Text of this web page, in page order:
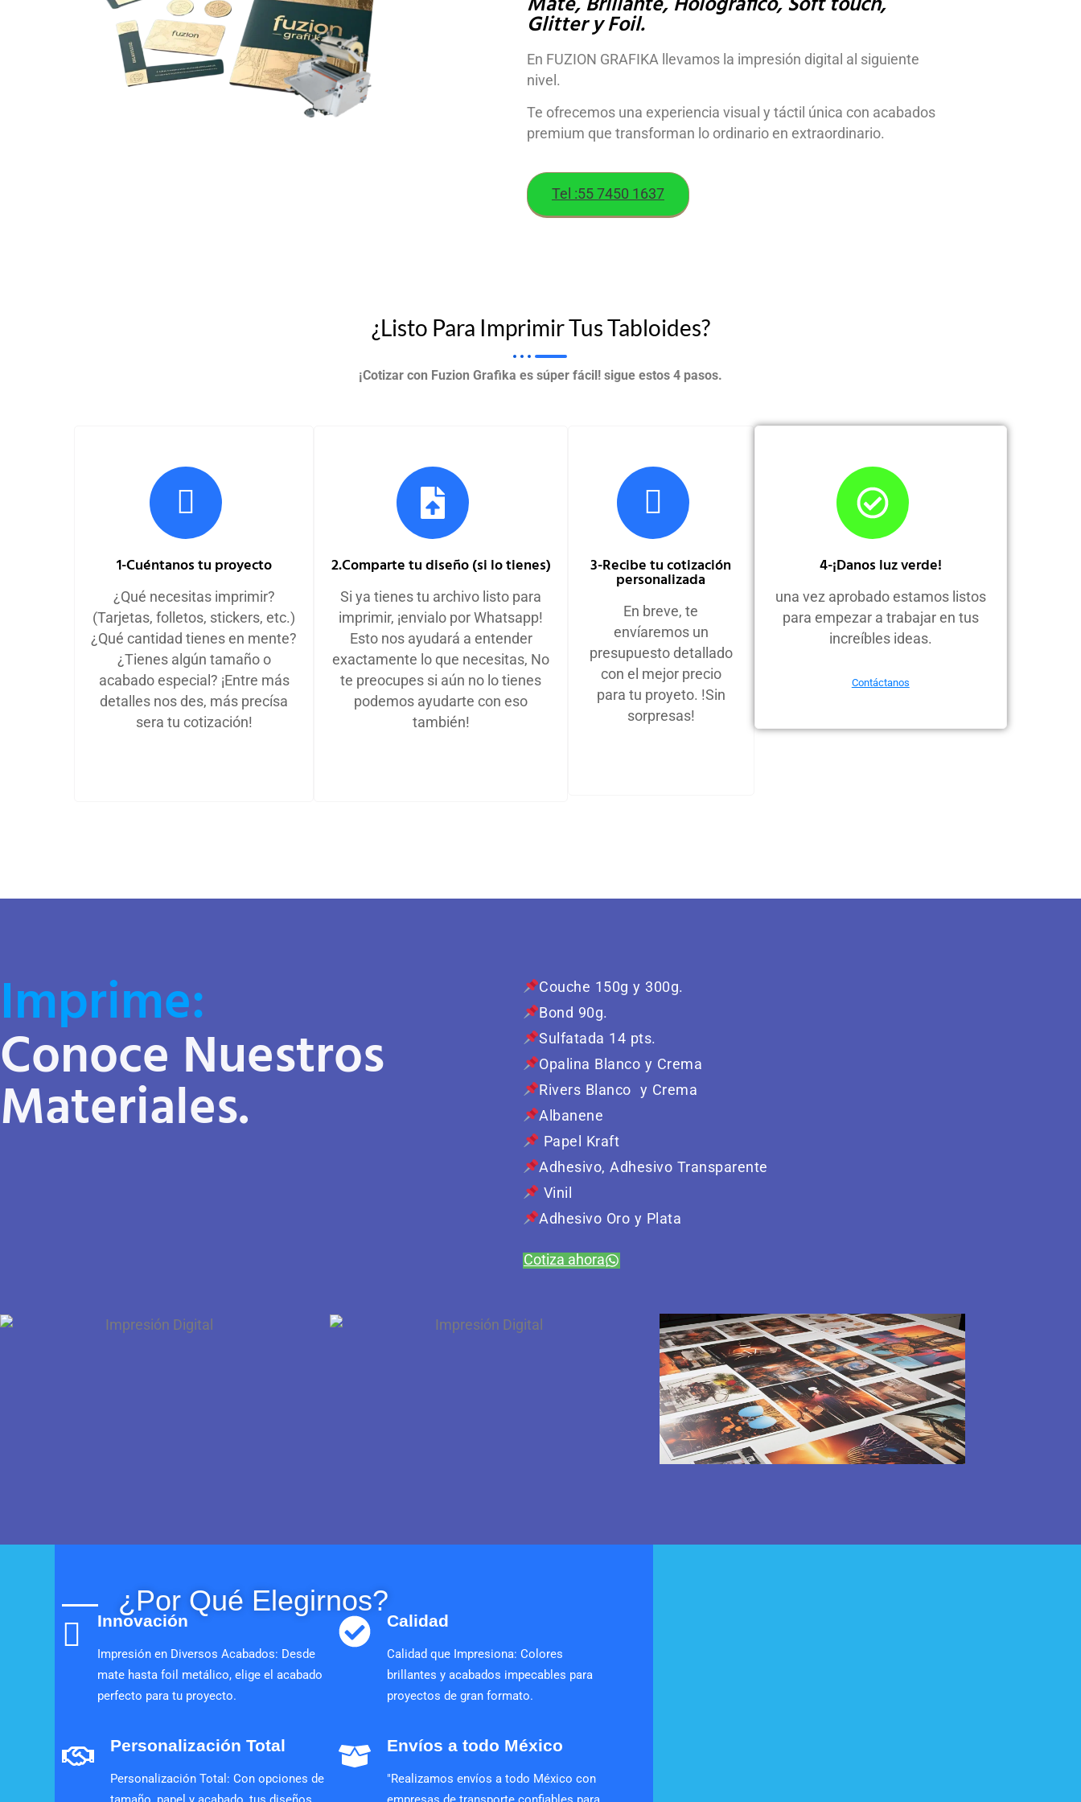
Glitter y Foil.
En FUZION GRAFIKA llevamos la impresión digital al siguiente
nivel.
Te ofrecemos una experiencia visual y táctil única con acabados
premium que transforman lo ordinario en extraordinario.
Tel :55 7450 1637
¿Listo Para Imprimir Tus Tabloides?
¡Cotizar con Fuzion Grafika es súper fácil! sigue estos 4 pasos.
1-Cuéntanos tu proyecto
¿Qué necesitas imprimir?
(Tarjetas, folletos, stickers, etc.)
¿Qué cantidad tienes en mente?
¿Tienes algún tamaño o
acabado especial? ¡Entre más
detalles nos des, más precísa
sera tu cotización!
2.Comparte tu diseño (si lo tienes)
Si ya tienes tu archivo listo para
imprimir, ¡envialo por Whatsapp!
Esto nos ayudará a entender
exactamente lo que necesitas, No
te preocupes si aún no lo tienes
podemos ayudarte con eso
también!
3-Recibe tu cotización
personalizada
En breve, te
envíaremos un
presupuesto detallado
con el mejor precio
para tu proyeto. !Sin
sorpresas!
4-¡Danos luz verde!
una vez aprobado estamos listos
para empezar a trabajar en tus
increíbles ideas.
Contáctanos
Imprime:
Conoce Nuestros
Materiales.
Couche 150g y 300g.
Bond 90g.
Sulfatada 14 pts.
Opalina Blanco y Crema
Rivers Blanco y Crema
Albanene
Papel Kraft
Adhesivo, Adhesivo Transparente
Vinil
Adhesivo Oro y Plata
Cotiza ahora
¿Por Qué Elegirnos?
Innovación
Impresión en Diversos Acabados: Desde
mate hasta foil metálico, elige el acabado
perfecto para tu proyecto.
Calidad
Calidad que Impresiona: Colores
brillantes y acabados impecables para
proyectos de gran formato.
Personalización Total
Personalización Total: Con opciones de
Envíos a todo México
"Realizamos envíos a todo México con